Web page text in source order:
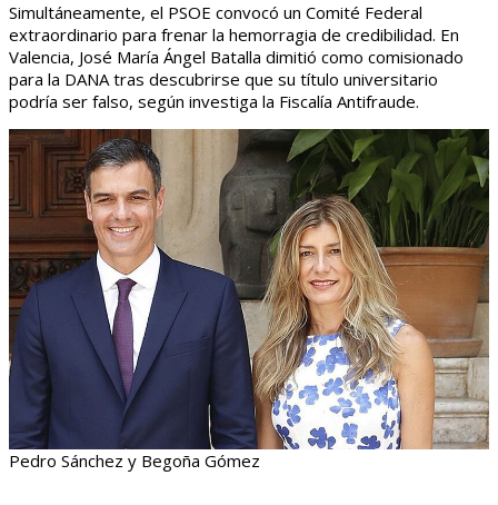
Simultáneamente, el PSOE convocó un Comité Federal
extraordinario para frenar la hemorragia de credibilidad. En
Valencia, José María Ángel Batalla dimitió como comisionado
para la DANA tras descubrirse que su título universitario
podría ser falso, según investiga la Fiscalía Antifraude.
Pedro Sánchez y Begoña Gómez